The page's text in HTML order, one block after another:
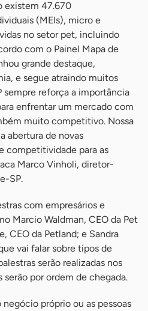
existem 47.670
(MEIs), micro e
no setor pet, incluindo
com o Painel Mapa de
grande destaque,
e segue atraindo muitos
sempre reforça a importância
enfrentar um mercado com
muito competitivo. Nossa
abertura de novas
competitividade para as
Marco Vinholi, diretor-
SP.
com empresários e
Marcio Waldman, CEO da Pet
CEO da Petland; e Sandra
vai falar sobre tipos de
serão realizadas nos
serão por ordem de chegada.
próprio ou as pessoas